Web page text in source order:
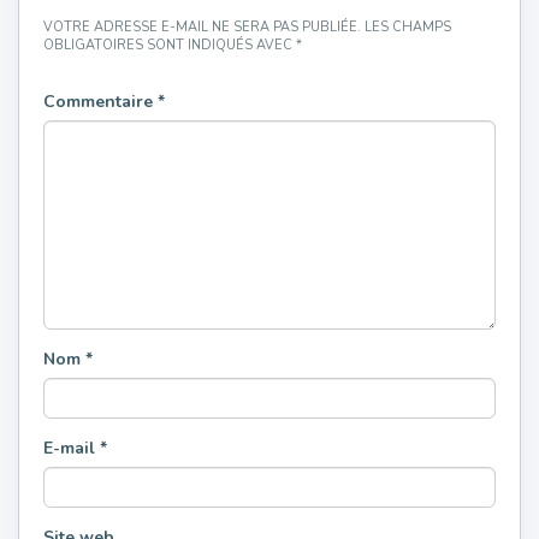
VOTRE ADRESSE E-MAIL NE SERA PAS PUBLIÉE. LES CHAMPS
OBLIGATOIRES SONT INDIQUÉS AVEC *
Commentaire *
Nom *
E-mail *